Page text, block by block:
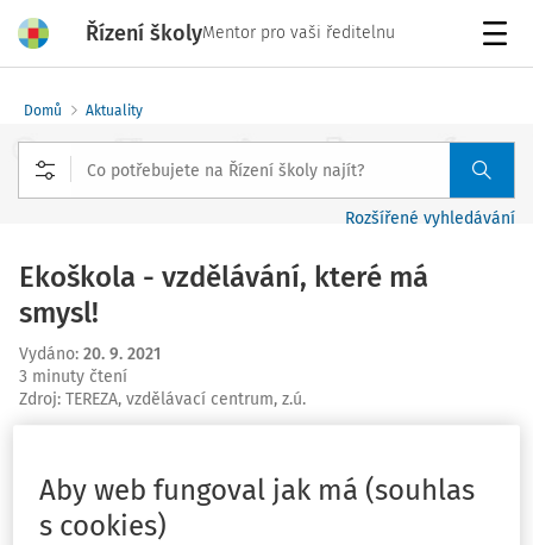
Řízení školyMentor pro vaši ředitelnu
Domů Aktuality
Rozšířené vyhledávání
Ekoškola - vzdělávání, které má
smysl!
Vydáno: 20. 9. 2021
3 minuty čtení
Zdroj: TEREZA, vzdělávací centrum, z.ú.
cenách SDGs 2021 v kategorii Vzdělání.
Aby web fungoval jak má (souhlas
s cookies)